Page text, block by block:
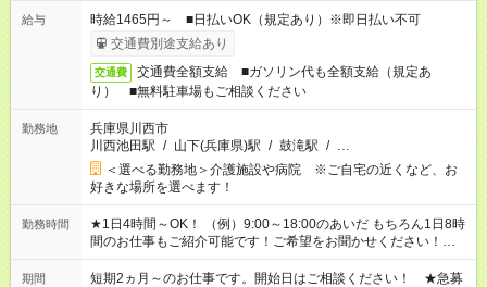
給与
時給1465円～ ■日払いOK（規定あり）※即日払い不可
交通費別途支給あり
交通費
交通費全額支給 ■ガソリン代も全額支給（規定あ
り） ■無料駐車場もご相談ください
勤務地
兵庫県川西市
川西池田駅 / 山下(兵庫県)駅 / 鼓滝駅 / …
＜選べる勤務地＞介護施設や病院 ※ご自宅の近くなど、お
好きな場所を選べます！
勤務時間
★1日4時間～OK！ （例）9:00～18:00のあいだ もちろん1日8時
間のお仕事もご紹介可能です！ご希望をお聞かせください！★家
庭の都合でお休みが必要な場合も遠慮なくご相談ください。 ※
週最低15時間以上の勤務が必要です
期間
短期2ヵ月～のお仕事です。開始日はご相談ください！ ★急募